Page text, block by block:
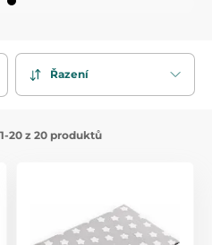
Řazení
20 z 20 produktů